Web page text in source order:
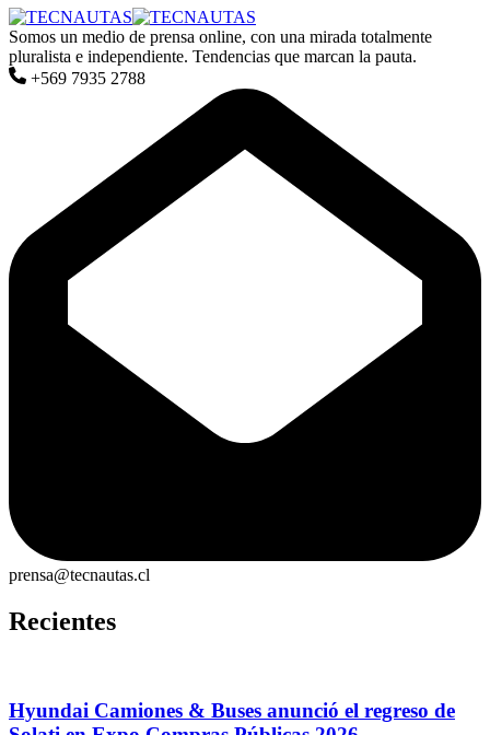
Somos un medio de prensa online, con una mirada totalmente
pluralista e independiente. Tendencias que marcan la pauta.
+569 7935 2788
prensa@tecnautas.cl
Recientes
Hyundai Camiones & Buses anunció el regreso de